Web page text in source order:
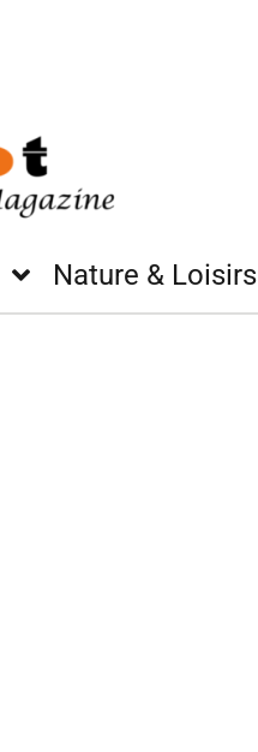
Nature & Loisirs